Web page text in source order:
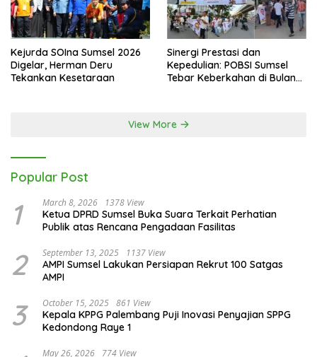
Kejurda SOIna Sumsel 2026
Digelar, Herman Deru
Tekankan Kesetaraan
Sinergi Prestasi dan
Kepedulian: POBSI Sumsel
Tebar Keberkahan di Bulan
View More
Popular Post
1 March 8, 2026 1378 View
Ketua DPRD Sumsel Buka Suara Terkait Perhatian
Publik atas Rencana Pengadaan Fasilitas
2 September 13, 2025 1137 View
AMPI Sumsel Lakukan Persiapan Rekrut 100 Satgas
AMPI
3 October 15, 2025 861 View
Kepala KPPG Palembang Puji Inovasi Penyajian SPPG
Kedondong Raye 1
May 26, 2026 774 View